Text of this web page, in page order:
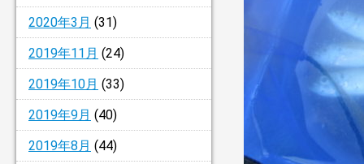
2020年3月 (31)
2019年11月 (24)
2019年10月 (33)
2019年9月 (40)
2019年8月 (44)